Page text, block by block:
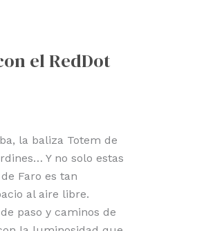
el RedDot
la baliza Totem de
Y no solo estas
Faro es tan
al aire libre.
paso y caminos de